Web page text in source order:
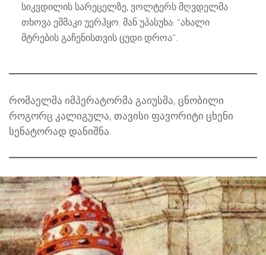
სიკვდილის სარეცელზე, ვოლტერს მღვდელმა
თხოვა ეშმაკი უერჰყო. მან უპასუხა: “ახალი
მტრების გაჩენისთვის ცუდი დროა”.
რომაელმა იმპერატორმა გაიუსმა, ცნობილი
როგორც კალიგულა, თავისი ფავორიტი ცხენი
სენატორად დანიშნა.